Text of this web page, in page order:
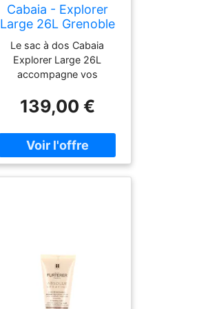
Cabaia - Explorer
Large 26L Grenoble
- Sac à dos
Le sac à dos Cabaia
Explorer Large 26L
accompagne vos
voyages, avec protection
pluie et compartiment
ordinateur jusqu’à 17
pouces.
139,00 €